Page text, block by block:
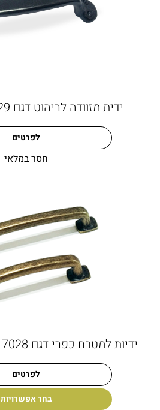
ידית מזוודה לריהוט דגם 7029 שחור עתיק
לפרטים
חסר במלאי
ידיות למטבח כפרי דגם 7028 במידות פליז עתיק
לפרטים
בחר אפשרויות